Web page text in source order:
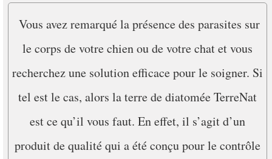
Vous avez remarqué la présence des parasites sur
le corps de votre chien ou de votre chat et vous
recherchez une solution efficace pour le soigner. Si
tel est le cas, alors la terre de diatomée TerreNat
est ce qu’il vous faut. En effet, il s’agit d’un
produit de qualité qui a été conçu pour le contrôle